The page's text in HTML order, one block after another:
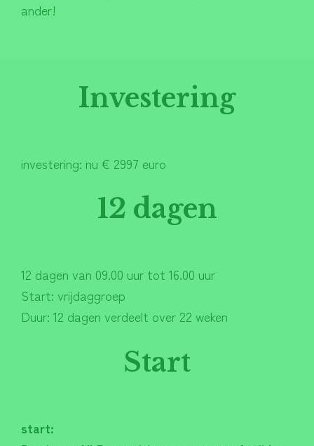
ander!
Investering
investering: nu € 2997 euro
12 dagen
12 dagen van 09.00 uur tot 16.00 uur
Start: vrijdaggroep
Duur: 12 dagen verdeelt over 22 weken
Start
start: